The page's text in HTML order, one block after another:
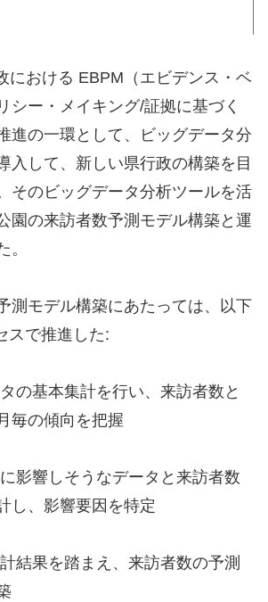
における EBPM（エビデンス・ベ
シー・メイキング/証拠に基づく
進の一環として、ビッグデータ分
入して、新しい県行政の構築を目
そのビッグデータ分析ツールを活
園の来訪者数予測モデル構築と運
。
測モデル構築にあたっては、以下
スで推進した:
の基本集計を行い、来訪者数と
毎の傾向を把握
影響しそうなデータと来訪者数
し、影響要因を特定
結果を踏まえ、来訪者数の予測